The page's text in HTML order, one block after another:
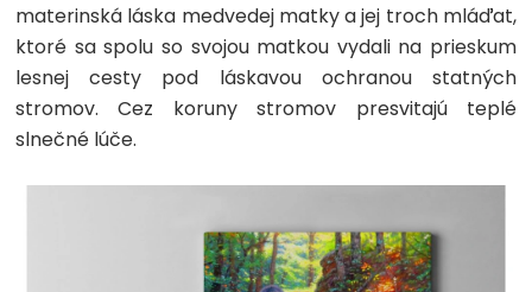
materinská láska medvedej matky a jej troch mláďat,
ktoré sa spolu so svojou matkou vydali na prieskum
lesnej cesty pod láskavou ochranou statných
stromov. Cez koruny stromov presvitajú teplé
slnečné lúče.